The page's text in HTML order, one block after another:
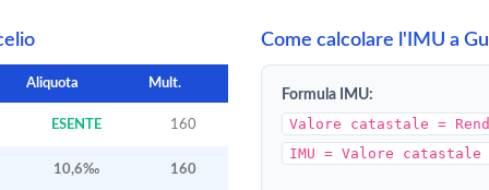
Aliquota Mult.
ESENTE 160
10,6‰ 160
Come calcolare l'IMU a
Formula IMU:
Valore catastale =
IMU = Valore